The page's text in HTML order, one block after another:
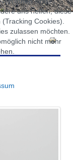
uns helfen, diese
Cookies).
zulassen möchten.
nicht mehr